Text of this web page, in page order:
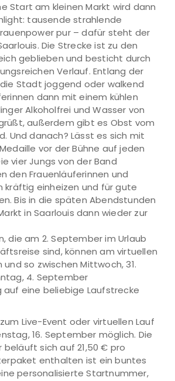
Start am kleinen Markt wird dann
tausende strahlende
pur – dafür steht der
Die Strecke ist zu den
geblieben und besticht durch
Verlauf. Entlang der
Stadt joggend oder walkend
dann mit einem kühlen
Alkoholfrei und Wasser von
außerdem gibt es Obst vom
Und danach? Lässt es sich mit
vor der Bühne auf jeden
vier Jungs von der Band
den Frauenläuferinnen und
kräftig einheizen und für gute
Bis in die späten Abendstunden
in Saarlouis dann wieder zur
die am 2. September im Urlaub
sind, können am virtuellen
so zwischen Mittwoch, 31.
4. September
eine beliebige Laufstrecke
Live-Event oder virtuellen Lauf
16. September möglich. Die
beläuft sich auf 21,50 € pro
enthalten ist ein buntes
personalisierte Startnummer,